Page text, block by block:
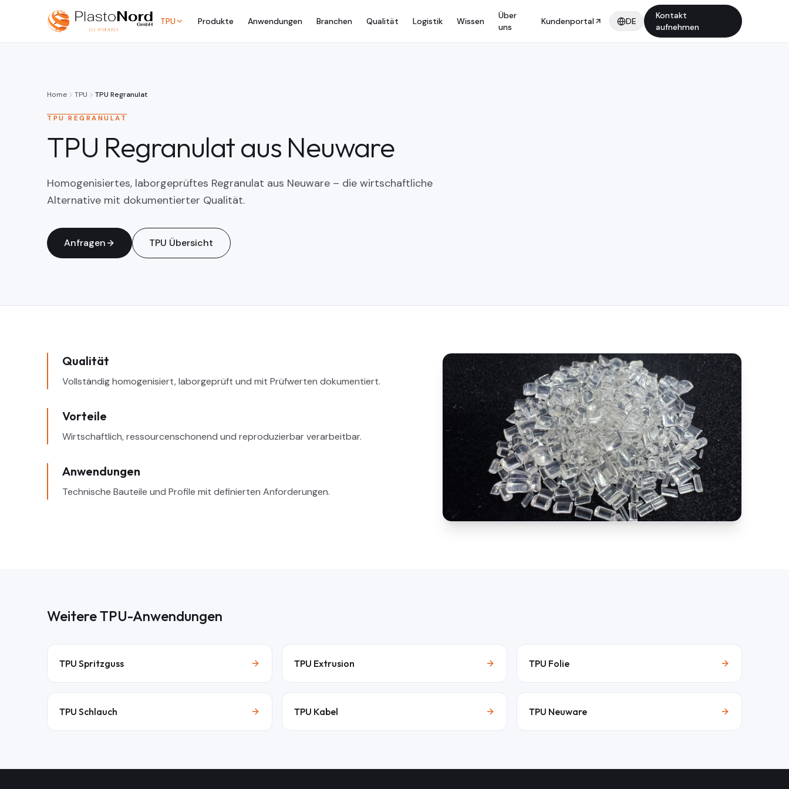
TPU Produkte Anwendungen Branchen Qualität Logistik Wissen
Über
uns
Kundenportal DE
Kontakt
aufnehmen
Home TPU TPU Regranulat
TPU REGRANULAT
TPU Regranulat aus Neuware
Homogenisiertes, laborgeprüftes Regranulat aus Neuware – die wirtschaftliche
Alternative mit dokumentierter Qualität.
Anfragen TPU Übersicht
Qualität
Vollständig homogenisiert, laborgeprüft und mit Prüfwerten dokumentiert.
Vorteile
Wirtschaftlich, ressourcenschonend und reproduzierbar verarbeitbar.
Anwendungen
Technische Bauteile und Profile mit definierten Anforderungen.
Weitere TPU-Anwendungen
TPU Spritzguss TPU Extrusion TPU Folie
TPU Schlauch TPU Kabel TPU Neuware